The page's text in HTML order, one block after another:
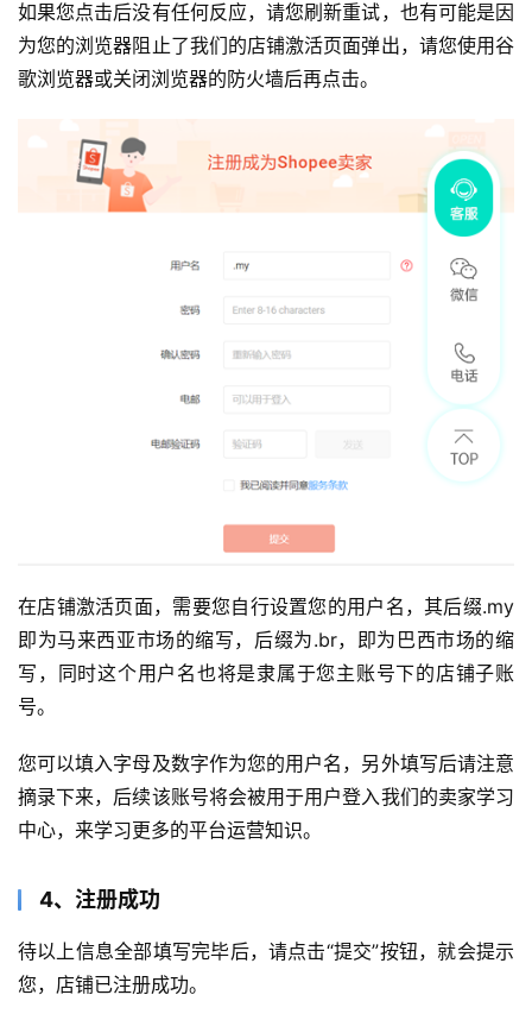
如果您点击后没有任何反应，请您刷新重试，也有可能是因
为您的浏览器阻止了我们的店铺激活页面弹出，请您使用谷
歌浏览器或关闭浏览器的防火墙后再点击。
在店铺激活页面，需要您自行设置您的用户名，其后缀.my
即为马来西亚市场的缩写，后缀为.br，即为巴西市场的缩
写，同时这个用户名也将是隶属于您主账号下的店铺子账
号。
您可以填入字母及数字作为您的用户名，另外填写后请注意
摘录下来，后续该账号将会被用于用户登入我们的卖家学习
中心，来学习更多的平台运营知识。
4、注册成功
待以上信息全部填写完毕后，请点击“提交”按钮，就会提示
您，店铺已注册成功。